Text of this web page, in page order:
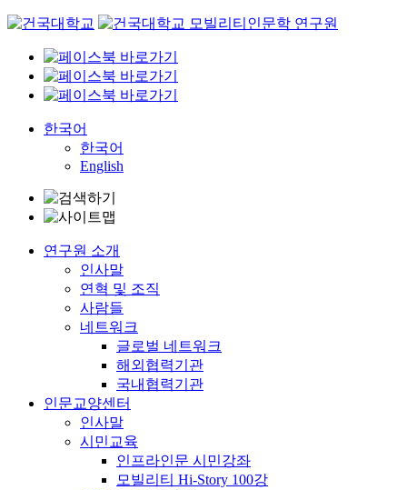
Skip
content
한국어
한국어
English
연구원 소개
인사말
연혁 및 조직
사람들
네트워크
글로벌 네트워크
해외협력기관
국내협력기관
인문교양센터
인사말
시민교육
인프라인문 시민강좌
모빌리티 Hi-Story 100강